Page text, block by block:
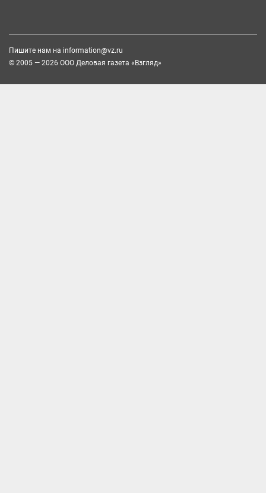
Пишите нам на information@vz.ru
© 2005 — 2026 ООО Деловая газета «Взгляд»